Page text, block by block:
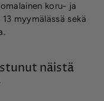
koru- ja
myymälässä sekä
näistä